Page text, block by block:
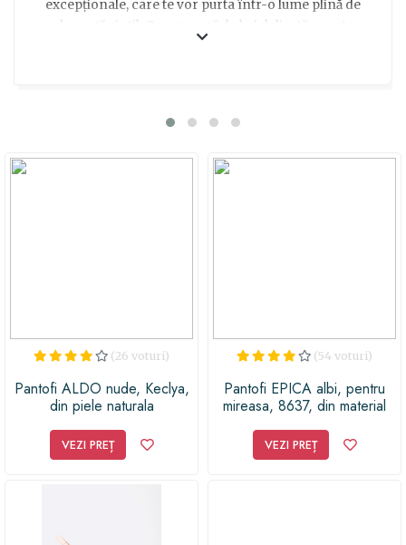
excepționale, care te vor purta într-o lume plină de
mișcare pe parcursul întregii zile. Asigură-te că vei
alegerea acestor sandale EPICA nude, care reprezintă
(26 voturi)
Pantofi ALDO nude, Keclya,
din piele naturala
VEZI PREȚ
(54 voturi)
Pantofi EPICA albi, pentru
mireasa, 8637, din material
VEZI PREȚ